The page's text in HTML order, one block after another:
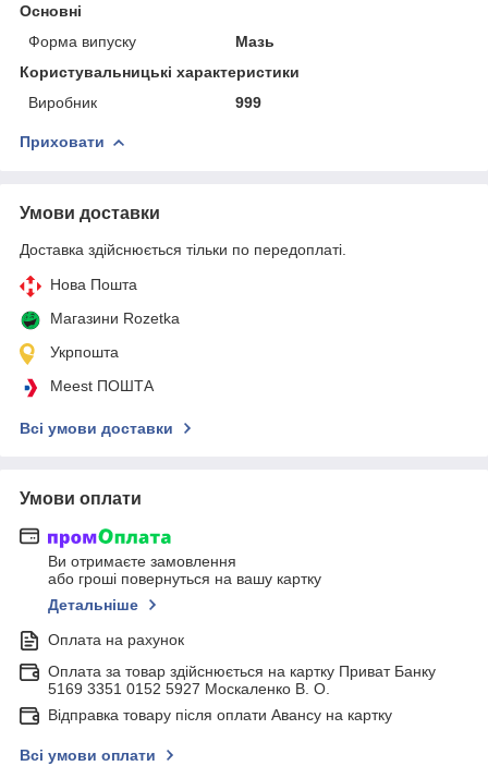
Основні
Форма випуску
Мазь
Користувальницькі характеристики
Виробник
999
Приховати
Умови доставки
Доставка здійснюється тільки по передоплаті.
Нова Пошта
Магазини Rozetka
Укрпошта
Meest ПОШТА
Всі умови доставки
Умови оплати
Ви отримаєте замовлення
або гроші повернуться на вашу картку
Детальніше
Оплата на рахунок
Оплата за товар здійснюється на картку Приват Банку
5169 3351 0152 5927 Москаленко В. О.
Відправка товару після оплати Авансу на картку
Всі умови оплати